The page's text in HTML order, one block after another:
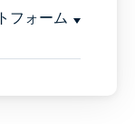
フォーム